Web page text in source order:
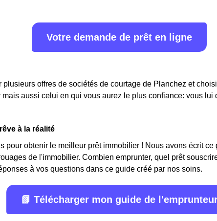
Votre demande de prêt en ligne
plusieurs offres de sociétés de courtage de Planchez et
aussi celui en qui vous aurez le plus confiance: vous lui
à la réalité
pour obtenir le meilleur prêt immobilier ! Nous avons écrit
de l'immobilier. Combien emprunter, quel prêt
à vos questions dans ce guide créé par nos soins.
📗 Télécharger mon guide de